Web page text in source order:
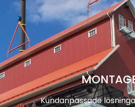
Kundanpassade